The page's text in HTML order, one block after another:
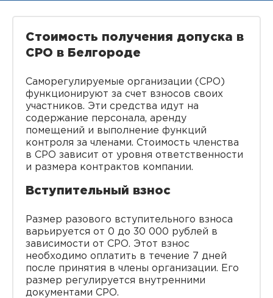
Стоимость получения допуска в
СРО в Белгороде
Саморегулируемые организации (СРО)
функционируют за счет взносов своих
участников. Эти средства идут на
содержание персонала, аренду
помещений и выполнение функций
контроля за членами. Стоимость членства
в СРО зависит от уровня ответственности
и размера контрактов компании.
Вступительный взнос
Размер разового вступительного взноса
варьируется от 0 до 30 000 рублей в
зависимости от СРО. Этот взнос
необходимо оплатить в течение 7 дней
после принятия в члены организации. Его
размер регулируется внутренними
документами СРО.